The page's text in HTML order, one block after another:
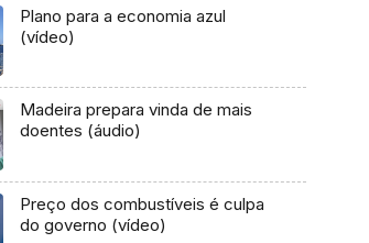
Plano para a economia azul
(vídeo)
Madeira prepara vinda de mais
doentes (áudio)
Preço dos combustíveis é culpa
do governo (vídeo)